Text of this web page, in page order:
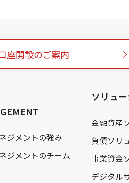
座開設のご案内
ジメントの強み
ジメントのチーム
ソリュ
金融資産
負債ソリ
事業資金
デジタル